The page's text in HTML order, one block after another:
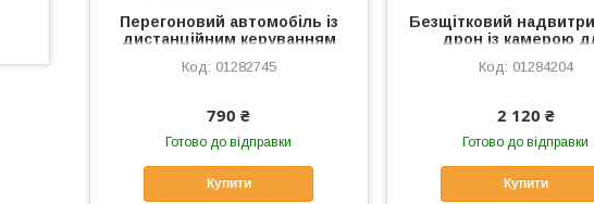
Перегоновий автомобіль із
дистанційним керуванням
01282745
790 ₴
Готово до відправки
Купити
Безщітковий
дрон із камерою
01284204
2 120 ₴
Готово до відправки
Купити